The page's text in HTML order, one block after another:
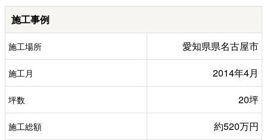
施工事例
施工場所 愛知県県名古屋市
施工月 2014年4月
坪数 20坪
施工総額 約520万円